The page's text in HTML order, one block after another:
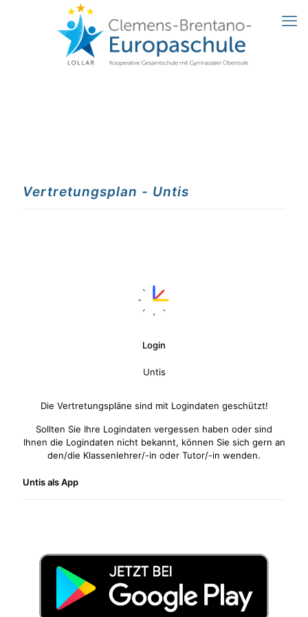
Vertretungsplan - Untis
Login
Untis
Die Vertretungspläne sind mit Logindaten geschützt!
Sollten Sie Ihre Logindaten vergessen haben oder sind
Ihnen die Logindaten nicht bekannt, können Sie sich gern an
den/die Klassenlehrer/-in oder Tutor/-in wenden.
Untis als App